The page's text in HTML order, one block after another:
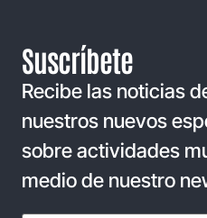
Suscríbete
Recibe las noticias
nuestros nuevos
sobre actividades
medio de nuestro